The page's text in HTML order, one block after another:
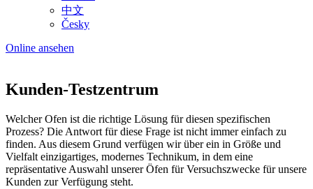
中文
Česky
Online ansehen
Kunden-Testzentrum
Welcher Ofen ist die richtige Lösung für diesen spezifischen
Prozess? Die Antwort für diese Frage ist nicht immer einfach zu
finden. Aus diesem Grund verfügen wir über ein in Größe und
Vielfalt einzigartiges, modernes Technikum, in dem eine
repräsentative Auswahl unserer Öfen für Versuchszwecke für unsere
Kunden zur Verfügung steht.